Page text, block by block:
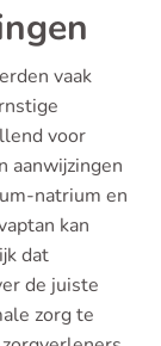
vaak
voor
aanwijzingen
natrium en
kan
dat
de juiste
zorg te